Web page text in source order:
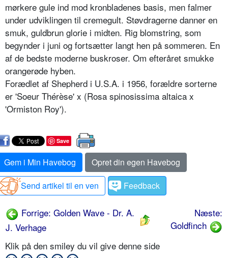
mørkere gule ind mod kronbladenes basis, men falmer
under udviklingen til cremegult. Støvdragerne danner en
smuk, guldbrun glorie i midten. Rig blomstring, som
begynder i juni og fortsætter langt hen på sommeren. En
af de bedste moderne buskroser. Om efteråret smukke
orangerøde hyben.
Forædlet af Shepherd i U.S.A. i 1956, forældre sorterne
er 'Soeur Thérèse' x (Rosa spinosissima altaica x
'Ormiston Roy').
Save
Gem i Min Havebog
Opret din egen Havebog
Send artikel til en ven
Feedback
Forrige: Golden Wave - Dr. A.
J. Verhage
Næste:
Goldfinch
Klik på den smiley du vil give denne side